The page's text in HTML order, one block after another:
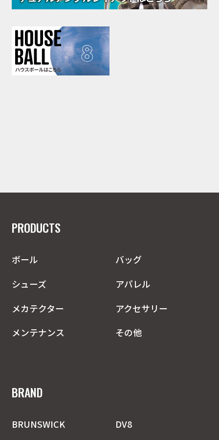
PRODUCTS
ボール
バッグ
シューズ
アパレル
メカテクター
アクセサリー
メンテナンス
その他
BRAND
BRUNSWICK
DV8